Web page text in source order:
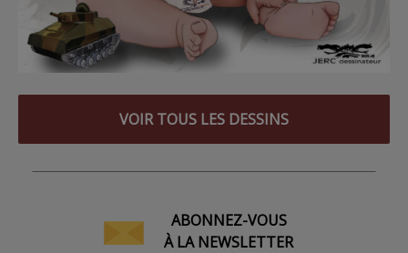
VOIR TOUS LES DESSINS
ABONNEZ-VOUS
À LA NEWSLETTER